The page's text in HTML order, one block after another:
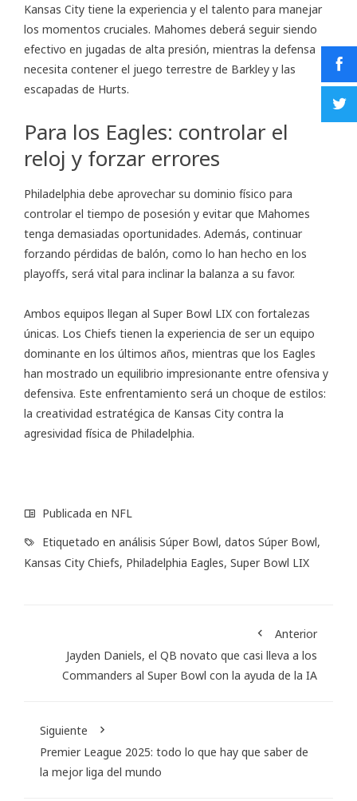
Kansas City tiene la experiencia y el talento para manejar
los momentos cruciales. Mahomes deberá seguir siendo
efectivo en jugadas de alta presión, mientras la defensa
necesita contener el juego terrestre de Barkley y las
escapadas de Hurts.
Para los Eagles: controlar el
reloj y forzar errores
Philadelphia debe aprovechar su dominio físico para
controlar el tiempo de posesión y evitar que Mahomes
tenga demasiadas oportunidades. Además, continuar
forzando pérdidas de balón, como lo han hecho en los
playoffs, será vital para inclinar la balanza a su favor.
Ambos equipos llegan al Super Bowl LIX con fortalezas
únicas. Los Chiefs tienen la experiencia de ser un equipo
dominante en los últimos años, mientras que los Eagles
han mostrado un equilibrio impresionante entre ofensiva y
defensiva. Este enfrentamiento será un choque de estilos:
la creatividad estratégica de Kansas City contra la
agresividad física de Philadelphia.
Publicada en NFL
Etiquetado en análisis Súper Bowl, datos Súper Bowl,
Kansas City Chiefs, Philadelphia Eagles, Super Bowl LIX
Anterior
Jayden Daniels, el QB novato que casi lleva a los
Commanders al Super Bowl con la ayuda de la IA
Siguiente
Premier League 2025: todo lo que hay que saber de
la mejor liga del mundo